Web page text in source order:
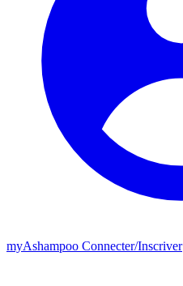
myAshampoo Connecter/Inscriver